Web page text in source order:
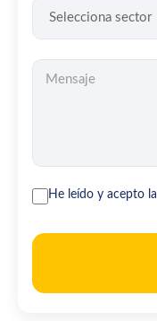
He leído y acepto la